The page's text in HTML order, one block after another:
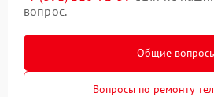
вопрос.
Общие
Вопросы по ремонту